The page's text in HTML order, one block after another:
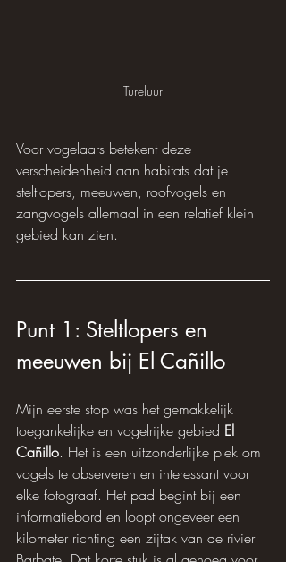
Tureluur
Voor vogelaars betekent deze
verscheidenheid aan habitats dat je
steltlopers, meeuwen, roofvogels en
zangvogels allemaal in een relatief klein
gebied kan zien.
Punt 1: Steltlopers en
meeuwen bij El Cañillo
Mijn eerste stop was het gemakkelijk
toegankelijke en vogelrijke gebied El
Cañillo. Het is een uitzonderlijke plek om
vogels te observeren en interessant voor
elke fotograaf. Het pad begint bij een
informatiebord en loopt ongeveer een
kilometer richting een zijtak van de rivier